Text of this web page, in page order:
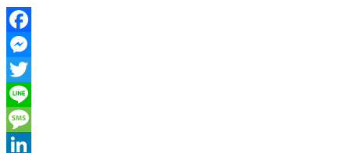
Facebook
Messenger
Twitter
Line
Message